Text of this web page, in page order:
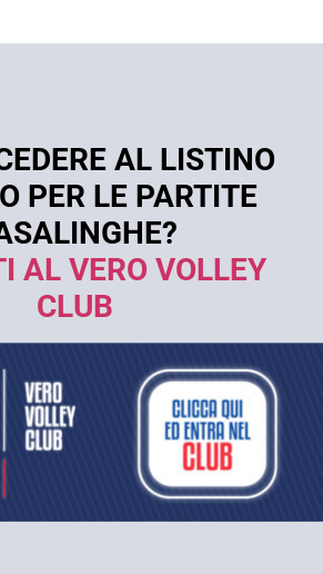
AL LISTINO
PER LE PARTITE
AL VERO VOLLEY
CLUB